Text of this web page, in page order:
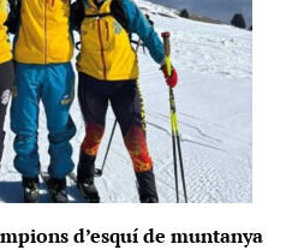
d’esquí de muntanya